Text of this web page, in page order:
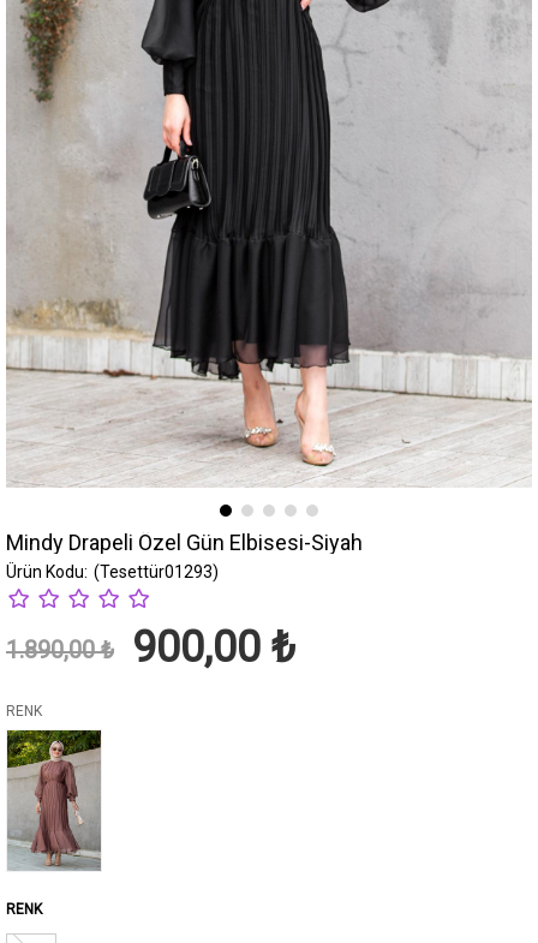
Mindy Drapeli Özel Gün Elbisesi-Siyah
(Tesettür01293)
1.890,00 ₺ 900,00 ₺
RENK